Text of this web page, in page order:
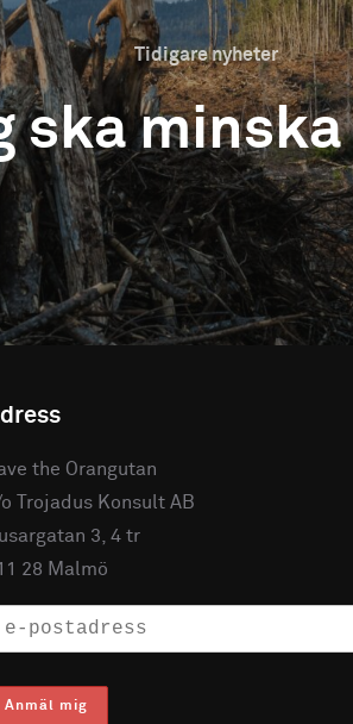
Tidigare nyheter
ska
the Orangutan
Trojadus Konsult AB
3, 4 tr
28 Malmö